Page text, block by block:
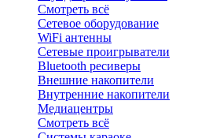
Смотреть всё
Сетевое оборудование
WiFi антенны
Сетевые проигрыватели
Bluetooth ресиверы
Внешние накопители
Внутренние накопители
Медиацентры
Смотреть всё